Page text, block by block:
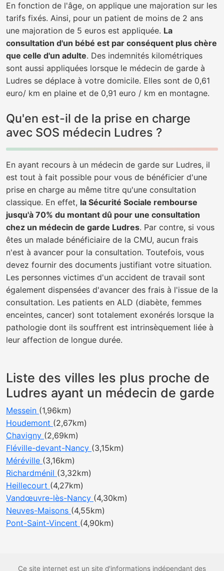
En fonction de l'âge, on applique une majoration sur les
tarifs fixés. Ainsi, pour un patient de moins de 2 ans
une majoration de 5 euros est appliquée. La
consultation d'un bébé est par conséquent plus chère
que celle d'un adulte. Des indemnités kilométriques
sont aussi appliquées lorsque le médecin de garde à
Ludres se déplace à votre domicile. Elles sont de 0,61
euro/ km en plaine et de 0,91 euro / km en montagne.
Qu'en est-il de la prise en charge
avec SOS médecin Ludres ?
En ayant recours à un médecin de garde sur Ludres, il
est tout à fait possible pour vous de bénéficier d'une
prise en charge au même titre qu'une consultation
classique. En effet, la Sécurité Sociale rembourse
jusqu'à 70% du montant dû pour une consultation
chez un médecin de garde Ludres. Par contre, si vous
êtes un malade bénéficiaire de la CMU, aucun frais
n'est à avancer pour la consultation. Toutefois, vous
devez fournir des documents justifiant votre situation.
Les personnes victimes d'un accident de travail sont
également dispensées d'avancer des frais à l'issue de la
consultation. Les patients en ALD (diabète, femmes
enceintes, cancer) sont totalement exonérés lorsque la
pathologie dont ils souffrent est intrinsèquement liée à
leur affection de longue durée.
Liste des villes les plus proche de
Ludres ayant un médecin de garde
Messein (1,96km)
Houdemont (2,67km)
Chavigny (2,69km)
Fléville-devant-Nancy (3,15km)
Méréville (3,16km)
Richardménil (3,32km)
Heillecourt (4,27km)
Vandœuvre-lès-Nancy (4,30km)
Neuves-Maisons (4,55km)
Pont-Saint-Vincent (4,90km)
Ce site internet est un site d'informations indépendant des